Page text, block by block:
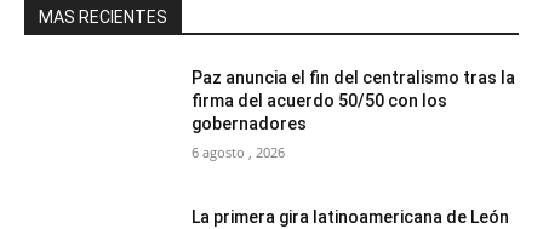
MAS RECIENTES
Paz anuncia el fin del centralismo tras la
firma del acuerdo 50/50 con los
gobernadores
6 agosto , 2026
La primera gira latinoamericana de León